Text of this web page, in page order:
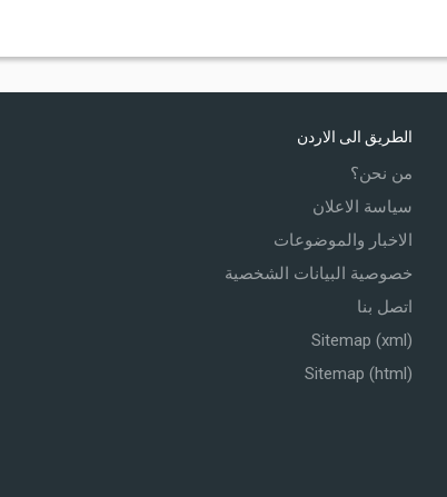
الطريق الى الاردن
من نحن؟
سياسة الاعلان
الاخبار والموضوعات
خصوصية البيانات الشخصية
اتصل بنا
Sitemap (xml)
Sitemap (html)